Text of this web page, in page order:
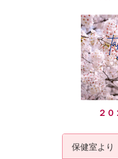
２
保健室より